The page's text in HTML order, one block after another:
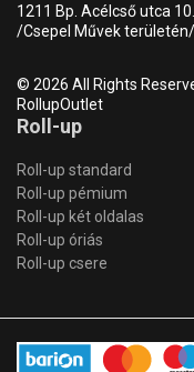
1211 Bp. Acélcső utca 10.
/Csepel Művek területén/
© 2026 All Rights
RollupOutlet
Roll-up
Roll-up standard
Roll-up pémium
Roll-up két oldalas
Roll-up óriás
Roll-up csere